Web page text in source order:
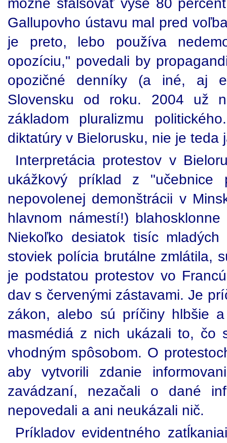
Gallupovho ústavu mal pred
je preto, lebo používa
opozíciu," povedali by
opozičné denníky (a iné, aj
Slovensku od roku. 2004 už
základom pluralizmu
diktatúry v Bielorusku, nie je
Interpretácia protestov v
ukážkový príklad z "učebnice
nepovolenej demonštrácii v
hlavnom námestí!)
Niekoľko desiatok tisíc
stoviek polícia brutálne zmlátila,
je podstatou protestov vo
dav s červenými zástavami. Je
zákon, alebo sú príčiny hlbšie
masmédiá z nich ukázali to, čo
vhodným spôsobom. O
aby vytvorili zdanie
zavádzaní, nezačali o dané
nepovedali a ani neukázali nič.
Príkladov evidentného